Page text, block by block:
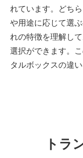
れています。どち
や用途に応じて選
れの特徴を理解し
選択ができます。
タルボックスの違
トラ